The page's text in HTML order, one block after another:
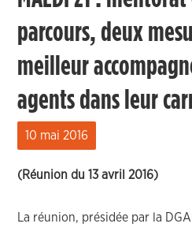
parcours, deux
meilleur
agents dans leur
10 mai 2016
(Réunion du 13 avril 2016)
La réunion, présidée par la